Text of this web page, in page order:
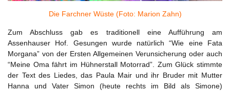
Die Farchner Wüste (Foto: Marion Zahn)
Zum Abschluss gab es traditionell eine Aufführung am
Assenhauser Hof. Gesungen wurde natürlich “Wie eine Fata
Morgana” von der Ersten Allgemeinen Verunsicherung oder auch
“Meine Oma fährt im Hühnerstall Motorrad”. Zum Glück stimmte
der Text des Liedes, das Paula Mair und ihr Bruder mit Mutter
Hanna und Vater Simon (heute rechts im Bild als Simone)